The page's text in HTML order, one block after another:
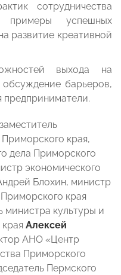
сотрудничества
успешных
развитие креативной
выхода на
барьеров,
предприниматели.
края,
дела Приморского
экономического
Блохин, министр
края
министра культуры и
Алексей
АНО «Центр
Приморского
Пермского